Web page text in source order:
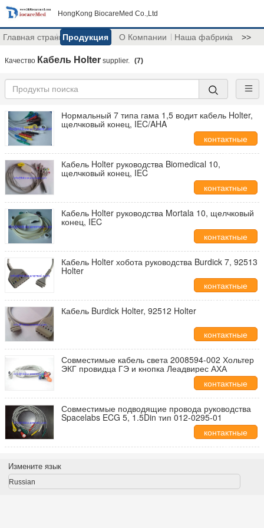
HongKong BiocareMed Co.,Ltd
Главная страницаПродукция О Компании Наша фабрика >>
Качество Кабель Holter supplier. (7)
Нормальный 7 типа гама 1,5 водит кабель Holter,
щелчковый конец, IEC/AHA
контактные
данные
Кабель Holter руководства Biomedical 10,
щелчковый конец, IEC
контактные
данные
Кабель Holter руководства Mortala 10, щелчковый
конец, IEC
контактные
данные
Кабель Holter хобота руководства Burdick 7, 92513
Holter
контактные
данные
Кабель Burdick Holter, 92512 Holter
контактные
данные
Совместимые кабель света 2008594-002 Хольтер
ЭКГ провидца ГЭ и кнопка Леадвирес АХА
контактные
данные
Совместимые подводящие провода руководства
Spacelabs ECG 5, 1.5Din тип 012-0295-01
контактные
данные
Измените язык
Russian